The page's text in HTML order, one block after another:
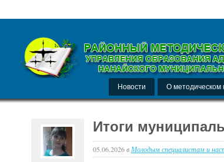
Новости О методическом
Итоги
05.06.2026в Молодым специалистам и